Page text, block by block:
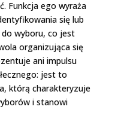
Funkcja ego wyraża
się lub
do wyboru, co jest
organizująca się
ani impulsu
jest to
którą charakteryzuje
i stanowi